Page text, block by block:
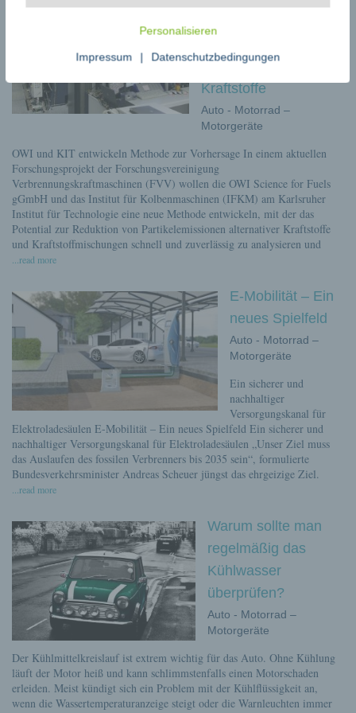
alternativer
Kraftstoffe
Auto - Motorrad –
Motorgeräte
OWI und KIT entwickeln Methode zur Vorhersage In einem aktuellen
Forschungsprojekt der Forschungsvereinigung
Verbrennungskraftmaschinen (FVV) wollen die OWI Science for Fuels
gGmbH und das Institut für Kolbenmaschinen (IFKM) am Karlsruher
Institut für Technologie eine neue Methode entwickeln, mit der das
Potential zur Reduktion von Partikelemissionen alternativer Kraftstoffe
und Kraftstoffmischungen schnell und zuverlässig zu analysieren und
...read more
E-Mobilität – Ein
neues Spielfeld
Auto - Motorrad –
Motorgeräte
Ein sicherer und
nachhaltiger
Versorgungskanal für
Elektroladesäulen E-Mobilität – Ein neues Spielfeld Ein sicherer und
nachhaltiger Versorgungskanal für Elektroladesäulen „Unser Ziel muss
das Auslaufen des fossilen Verbrenners bis 2035 sein“, formulierte
Bundesverkehrsminister Andreas Scheuer jüngst das ehrgeizige Ziel.
...read more
Warum sollte man
regelmäßig das
Kühlwasser
überprüfen?
Auto - Motorrad –
Motorgeräte
Der Kühlmittelkreislauf ist extrem wichtig für das Auto. Ohne Kühlung
läuft der Motor heiß und kann schlimmstenfalls einen Motorschaden
erleiden. Meist kündigt sich ein Problem mit der Kühlflüssigkeit an,
wenn die Wassertemperaturanzeige steigt oder die Warnleuchten immer
Personalisieren
Impressum | Datenschutzbedingungen